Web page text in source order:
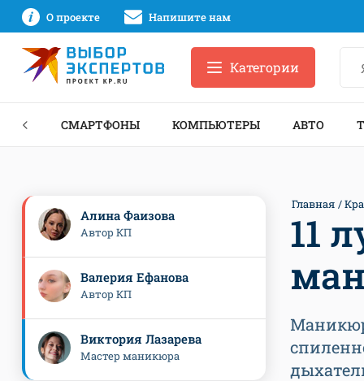
О проекте Напишите нам
Категории
СМАРТФОНЫ КОМПЬЮТЕРЫ АВТО
Главная
11
Алина Фаизова
Автор КП
Валерия Ефанова
Автор КП
Виктория Лазарева
Мастер маникюра